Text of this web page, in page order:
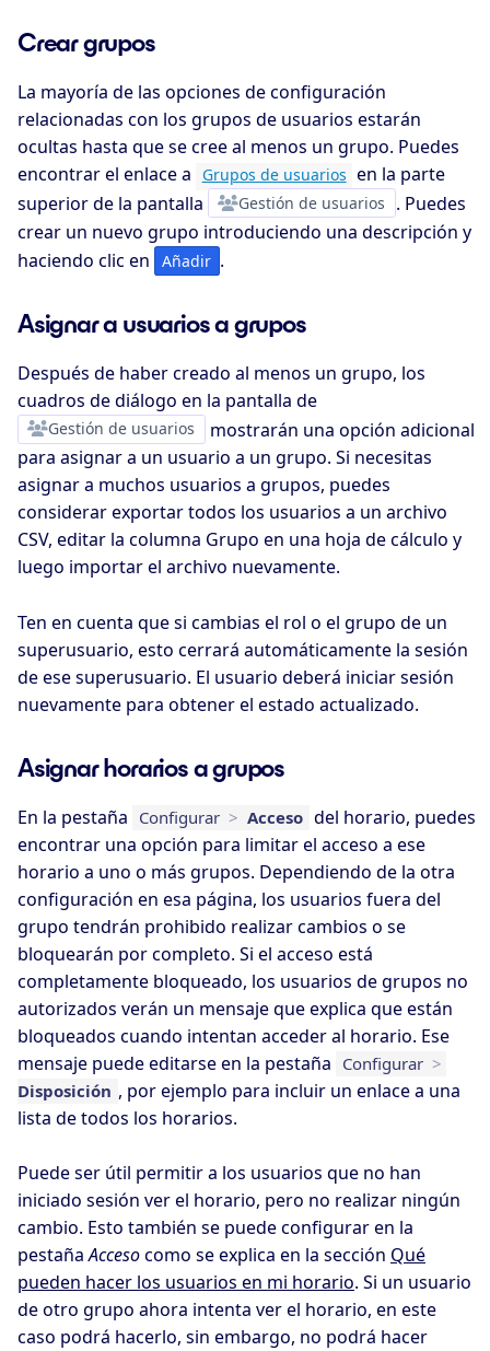
Crear grupos
La mayoría de las opciones de configuración
relacionadas con los grupos de usuarios estarán
ocultas hasta que se cree al menos un grupo. Puedes
encontrar el enlace a Grupos de usuarios en la parte
superior de la pantalla
Gestión de usuarios
. Puedes
crear un nuevo grupo introduciendo una descripción y
haciendo clic en
Añadir .
Asignar a usuarios a grupos
Después de haber creado al menos un grupo, los
cuadros de diálogo en la pantalla de
Gestión de usuarios
mostrarán una opción adicional
para asignar a un usuario a un grupo. Si necesitas
asignar a muchos usuarios a grupos, puedes
considerar exportar todos los usuarios a un archivo
CSV, editar la columna Grupo en una hoja de cálculo y
luego importar el archivo nuevamente.
Ten en cuenta que si cambias el rol o el grupo de un
superusuario, esto cerrará automáticamente la sesión
de ese superusuario. El usuario deberá iniciar sesión
nuevamente para obtener el estado actualizado.
Asignar horarios a grupos
En la pestaña Configurar > Acceso del horario, puedes
encontrar una opción para limitar el acceso a ese
horario a uno o más grupos. Dependiendo de la otra
configuración en esa página, los usuarios fuera del
grupo tendrán prohibido realizar cambios o se
bloquearán por completo. Si el acceso está
completamente bloqueado, los usuarios de grupos no
autorizados verán un mensaje que explica que están
bloqueados cuando intentan acceder al horario. Ese
mensaje puede editarse en la pestaña Configurar >
Disposición , por ejemplo para incluir un enlace a una
lista de todos los horarios.
Puede ser útil permitir a los usuarios que no han
iniciado sesión ver el horario, pero no realizar ningún
cambio. Esto también se puede configurar en la
pestañaAccesocomo se explica en la sección Qué
pueden hacer los usuarios en mi horario. Si un usuario
de otro grupo ahora intenta ver el horario, en este
caso podrá hacerlo, sin embargo, no podrá hacer